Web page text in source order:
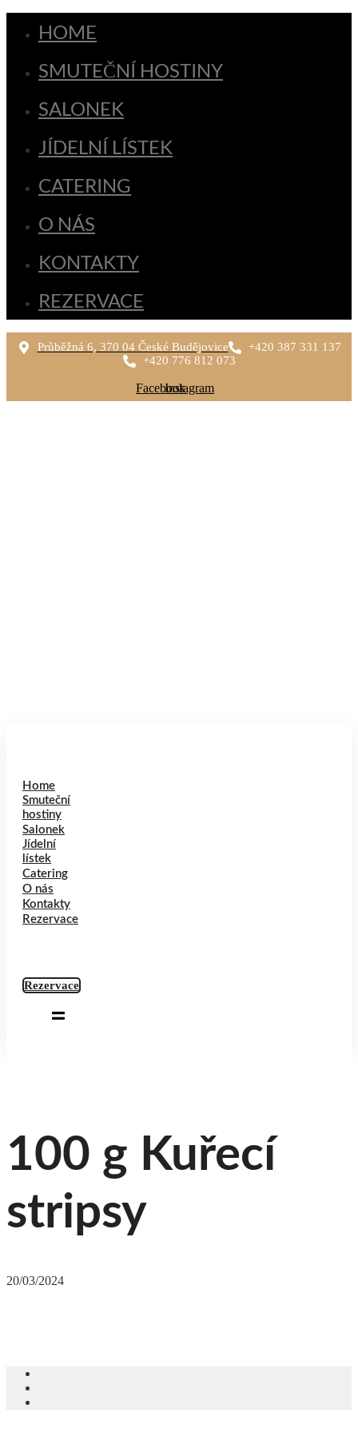
HOME
SMUTEČNÍ HOSTINY
SALONEK
JÍDELNÍ LÍSTEK
CATERING
O NÁS
KONTAKTY
REZERVACE
Průběžná 6, 370 04 České Budějovice
+420 387 331 137
+420 776 812 073
FacebookInstagram
Home
Smuteční
hostiny
Salonek
Jídelní
lístek
Catering
O nás
Kontakty
Rezervace
Rezervace
100 g Kuřecí
stripsy
20/03/2024